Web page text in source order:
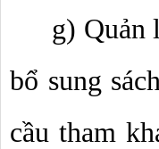
g) Quản
bổ sung
cầu tham